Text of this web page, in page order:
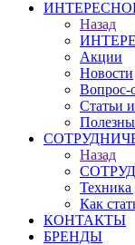
Назад
Акции
Новости
Вопрос-
Статьи
Назад
Техника
Как
КОНТАКТЫ
БРЕНДЫ